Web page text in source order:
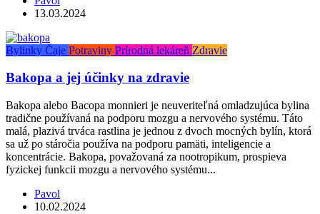
13.03.2024
Bylinky Čaje Potraviny Prírodná lekáreň Zdravie
Bakopa a jej účinky na zdravie
Bakopa alebo Bacopa monnieri je neuveriteľná omladzujúca bylina
tradične používaná na podporu mozgu a nervového systému. Táto
malá, plazivá trváca rastlina je jednou z dvoch mocných bylín, ktorá
sa už po stáročia používa na podporu pamäti, inteligencie a
koncentrácie. Bakopa, považovaná za nootropikum, prospieva
fyzickej funkcii mozgu a nervového systému...
Pavol
10.02.2024